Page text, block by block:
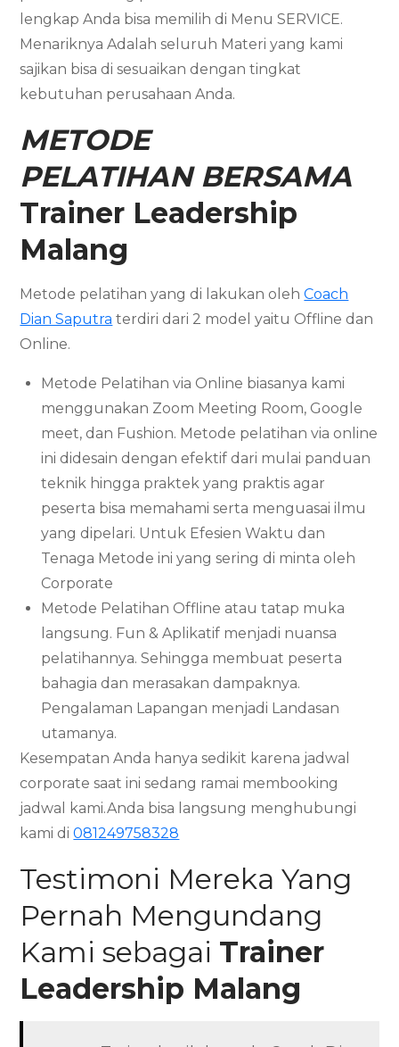
lengkap Anda bisa memilih di Menu SERVICE.
Menariknya Adalah seluruh Materi yang kami
sajikan bisa di sesuaikan dengan tingkat
kebutuhan perusahaan Anda.
METODE
PELATIHAN BERSAMA
Trainer Leadership
Malang
Metode pelatihan yang di lakukan olehCoach
Dian Saputra terdiri dari 2 model yaitu Offline dan
Online.
Metode Pelatihan via Online biasanya kami
menggunakan Zoom Meeting Room, Google
meet, dan Fushion. Metode pelatihan via online
ini didesain dengan efektif dari mulai panduan
teknik hingga praktek yang praktis agar
peserta bisa memahami serta menguasai ilmu
yang dipelari. Untuk Efesien Waktu dan
Tenaga Metode ini yang sering di minta oleh
Corporate
Metode Pelatihan Offline atau tatap muka
langsung. Fun & Aplikatif menjadi nuansa
pelatihannya. Sehingga membuat peserta
bahagia dan merasakan dampaknya.
Pengalaman Lapangan menjadi Landasan
utamanya.
Kesempatan Anda hanya sedikit karena jadwal
corporate saat ini sedang ramai membooking
jadwal kami.Anda bisa langsung menghubungi
kami di081249758328
Testimoni Mereka Yang
Pernah Mengundang
Kami sebagai Trainer
Leadership Malang